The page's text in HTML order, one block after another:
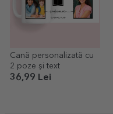
Cană personalizată cu
2 poze și text
36,99 Lei